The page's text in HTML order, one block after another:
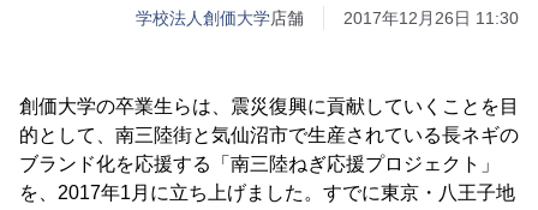
学校法人創価大学店舗 2017年12月26日 11:30
創価大学の卒業生らは、震災復興に貢献していくことを目
的として、南三陸街と気仙沼市で生産されている長ネギの
ブランド化を応援する「南三陸ねぎ応援プロジェクト」
を、2017年1月に立ち上げました。すでに東京・八王子地